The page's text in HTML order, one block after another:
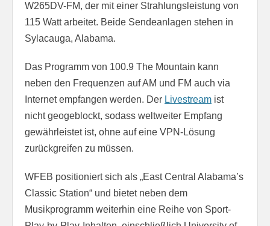
W265DV-FM, der mit einer Strahlungsleistung von
115 Watt arbeitet. Beide Sendeanlagen stehen in
Sylacauga, Alabama.
Das Programm von 100.9 The Mountain kann
neben den Frequenzen auf AM und FM auch via
Internet empfangen werden. Der Livestream ist
nicht geogeblockt, sodass weltweiter Empfang
gewährleistet ist, ohne auf eine VPN-Lösung
zurückgreifen zu müssen.
WFEB positioniert sich als „East Central Alabama’s
Classic Station“ und bietet neben dem
Musikprogramm weiterhin eine Reihe von Sport-